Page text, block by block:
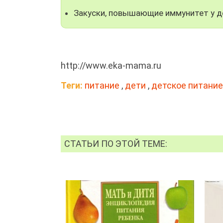
Закуски, повышающие иммунитет у
http://www.eka-mama.ru
Теги: питание , дети , детское питание
СТАТЬИ ПО ЭТОЙ ТЕМЕ: